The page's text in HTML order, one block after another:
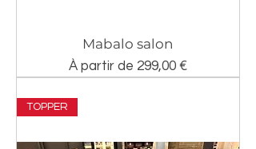
Mabalo salon
À partir de 299,00 €
Prix promotionnel
TOPPER